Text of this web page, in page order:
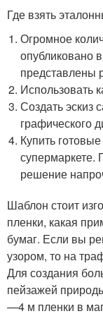
Где взять
Огромное
опубликовано
представлены
Использовать
Создать эскиз
графического
Купить
супермаркете.
решение
Шаблон стоит
пленки, какая
бумаг. Если вы
узором, то на
Для создания
пейзажей
—4 м пленки в